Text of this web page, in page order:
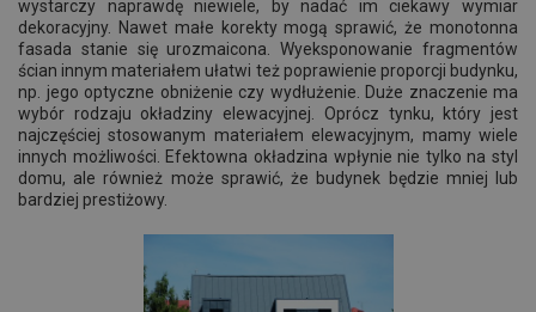
wystarczy naprawdę niewiele, by nadać im ciekawy wymiar
dekoracyjny. Nawet małe korekty mogą sprawić, że monotonna
fasada stanie się urozmaicona. Wyeksponowanie fragmentów
ścian innym materiałem ułatwi też poprawienie proporcji budynku,
np. jego optyczne obniżenie czy wydłużenie. Duże znaczenie ma
wybór rodzaju okładziny elewacyjnej. Oprócz tynku, który jest
najczęściej stosowanym materiałem elewacyjnym, mamy wiele
innych możliwości. Efektowna okładzina wpłynie nie tylko na styl
domu, ale również może sprawić, że budynek będzie mniej lub
bardziej prestiżowy.